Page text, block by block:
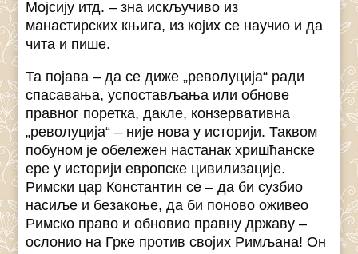
Мојсију итд. – зна искључиво из
манастирских књига, из којих се научио и да
чита и пише.
Та појава – да се диже „револуција“ ради
спасавања, успостављања или обнове
правног поретка, дакле, конзервативна
„револуција“ – није нова у историји. Таквом
побуном је обележен настанак хришћанске
ере у историји европске цивилизације.
Римски цар Константин се – да би сузбио
насиље и безакоње, да би поново оживео
Римско право и обновио правну државу –
ослонио на Грке против својих Римљана! Он